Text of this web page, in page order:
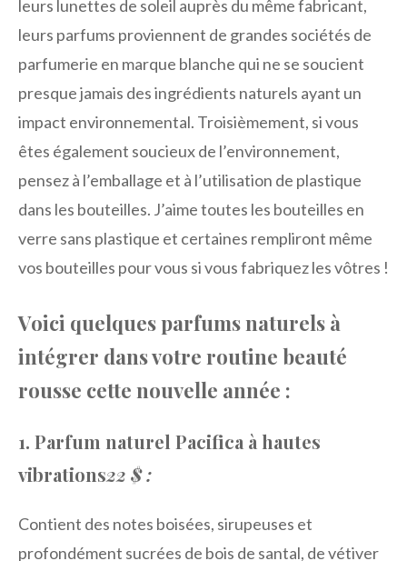
leurs lunettes de soleil auprès du même fabricant,
leurs parfums proviennent de grandes sociétés de
parfumerie en marque blanche qui ne se soucient
presque jamais des ingrédients naturels ayant un
impact environnemental. Troisièmement, si vous
êtes également soucieux de l’environnement,
pensez à l’emballage et à l’utilisation de plastique
dans les bouteilles. J’aime toutes les bouteilles en
verre sans plastique et certaines rempliront même
vos bouteilles pour vous si vous fabriquez les vôtres !
Voici quelques parfums naturels à
intégrer dans votre routine beauté
rousse cette nouvelle année :
1. Parfum naturel Pacifica à hautes
vibrations22 $ :
Contient des notes boisées, sirupeuses et
profondément sucrées de bois de santal, de vétiver